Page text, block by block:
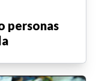
personas